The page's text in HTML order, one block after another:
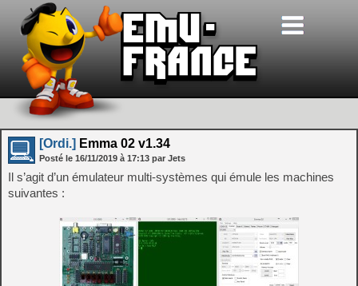
[Ordi.] Emma 02 v1.34
Posté le 16/11/2019 à 17:13 par Jets
Il s’agit d’un émulateur multi-systèmes qui émule les machines
suivantes :